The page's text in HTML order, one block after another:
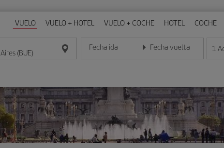
VUELO VUELO + HOTEL VUELO + COCHE HOTEL COCHE
Fecha ida
Introduce la fecha en formato día/mes/año
Fecha vuelta
Introduce la fecha en 1